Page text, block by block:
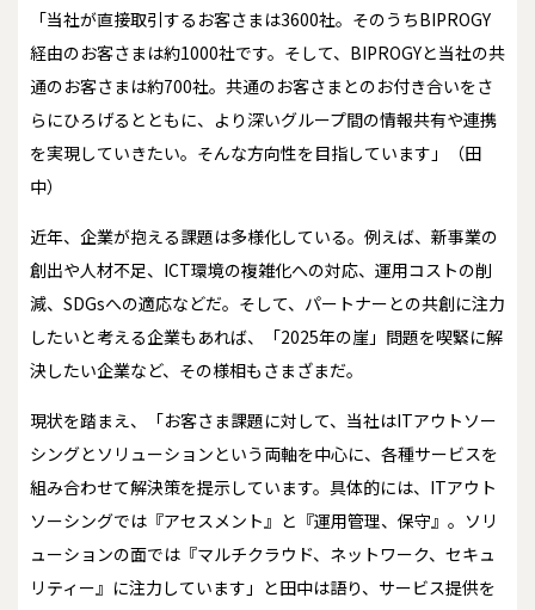
「当社が直接取引するお客さまは3600社。そのうちBIPROGY
経由のお客さまは約1000社です。そして、BIPROGYと当社の共
通のお客さまは約700社。共通のお客さまとのお付き合いをさ
らにひろげるとともに、より深いグループ間の情報共有や連携
を実現していきたい。そんな方向性を目指しています」（田
中）
近年、企業が抱える課題は多様化している。例えば、新事業の
創出や人材不足、ICT環境の複雑化への対応、運用コストの削
減、SDGsへの適応などだ。そして、パートナーとの共創に注力
したいと考える企業もあれば、「2025年の崖」問題を喫緊に解
決したい企業など、その様相もさまざまだ。
現状を踏まえ、「お客さま課題に対して、当社はITアウトソー
シングとソリューションという両軸を中心に、各種サービスを
組み合わせて解決策を提示しています。具体的には、ITアウト
ソーシングでは『アセスメント』と『運用管理、保守』。ソリ
ューションの面では『マルチクラウド、ネットワーク、セキュ
リティー』に注力しています」と田中は語り、サービス提供を